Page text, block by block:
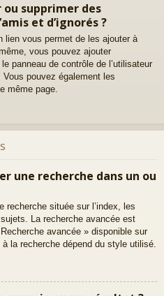
supprimer des
et d’ignorés ?
lien vous permet de les ajouter à
vous pouvez ajouter
panneau de contrôle de l’utilisateur
pouvez également les
même page.
une recherche dans un ou
située sur l’index, les
La recherche avancée est
avancée » disponible sur
la recherche dépend du style utilisé.